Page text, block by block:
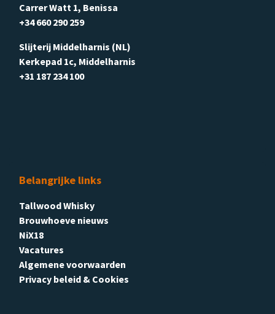
Carrer Watt 1, Benissa
+34 660 290 259
Slijterij Middelharnis (NL)
Kerkepad 1c, Middelharnis
+31 187 234 100
Belangrijke links
Tallwood Whisky
Brouwhoeve nieuws
NiX18
Vacatures
Algemene voorwaarden
Privacy beleid & Cookies